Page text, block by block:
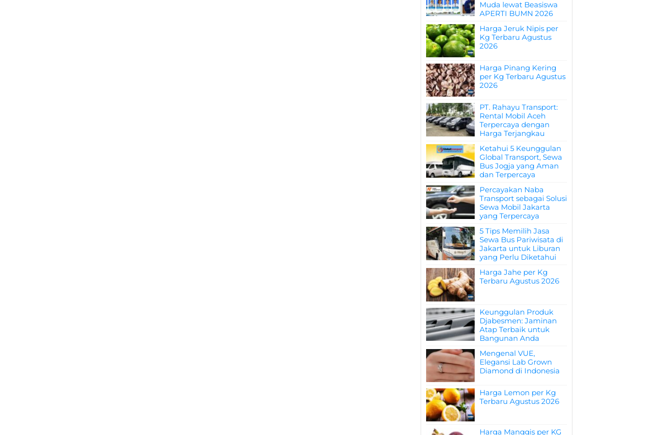
Muda lewat Beasiswa
APERTI BUMN 2026
Harga Jeruk Nipis per
Kg Terbaru Agustus
2026
Harga Pinang Kering
per Kg Terbaru Agustus
2026
PT. Rahayu Transport:
Rental Mobil Aceh
Terpercaya dengan
Harga Terjangkau
Ketahui 5 Keunggulan
Global Transport, Sewa
Bus Jogja yang Aman
dan Terpercaya
Percayakan Naba
Transport sebagai Solusi
Sewa Mobil Jakarta
yang Terpercaya
5 Tips Memilih Jasa
Sewa Bus Pariwisata di
Jakarta untuk Liburan
yang Perlu Diketahui
Harga Jahe per Kg
Terbaru Agustus 2026
Keunggulan Produk
Djabesmen: Jaminan
Atap Terbaik untuk
Bangunan Anda
Mengenal VUE,
Elegansi Lab Grown
Diamond di Indonesia
Harga Lemon per Kg
Terbaru Agustus 2026
Harga Manggis per KG